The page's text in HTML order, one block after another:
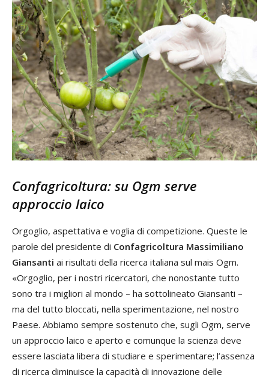
Confagricoltura: su Ogm serve
approccio laico
Orgoglio, aspettativa e voglia di competizione. Queste le
parole del presidente di Confagricoltura Massimiliano
Giansanti ai risultati della ricerca italiana sul mais Ogm.
«Orgoglio, per i nostri ricercatori, che nonostante tutto
sono tra i migliori al mondo – ha sottolineato Giansanti –
ma del tutto bloccati, nella sperimentazione, nel nostro
Paese. Abbiamo sempre sostenuto che, sugli Ogm, serve
un approccio laico e aperto e comunque la scienza deve
essere lasciata libera di studiare e sperimentare; l’assenza
di ricerca diminuisce la capacità di innovazione delle